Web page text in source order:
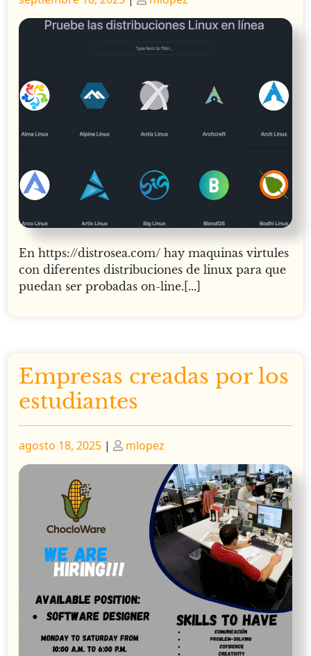
En https://distrosea.com/ hay maquinas virtules
con diferentes distribuciones de linux para que
puedan ser probadas on-line.[...]
Empresas creadas por los
estudiantes
Publicado
agosto 18, 2025 | Publicado
mlopez